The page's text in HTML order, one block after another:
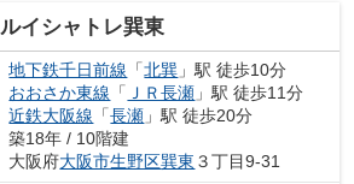
ルイシャトレ巽東
地下鉄千日前線 「北巽 」駅 徒歩10分
おおさか東線 「 ＪＲ長瀬 」駅 徒歩11分
近鉄大阪線 「長瀬 」駅 徒歩20分
築18年 / 10階建
大阪府大阪市生野区巽東 ３丁目9‐31